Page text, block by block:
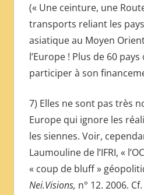
(« Une ceinture, une
transports reliant les
asiatique au Moyen
l’Europe ! Plus de 60
participer à son
7) Elles ne sont pas très
Europe qui ignore les
les siennes. Voir,
Laumouline de l’IFRI, «
« coup de bluff »
Nei.Visions, n° 12. 2006.